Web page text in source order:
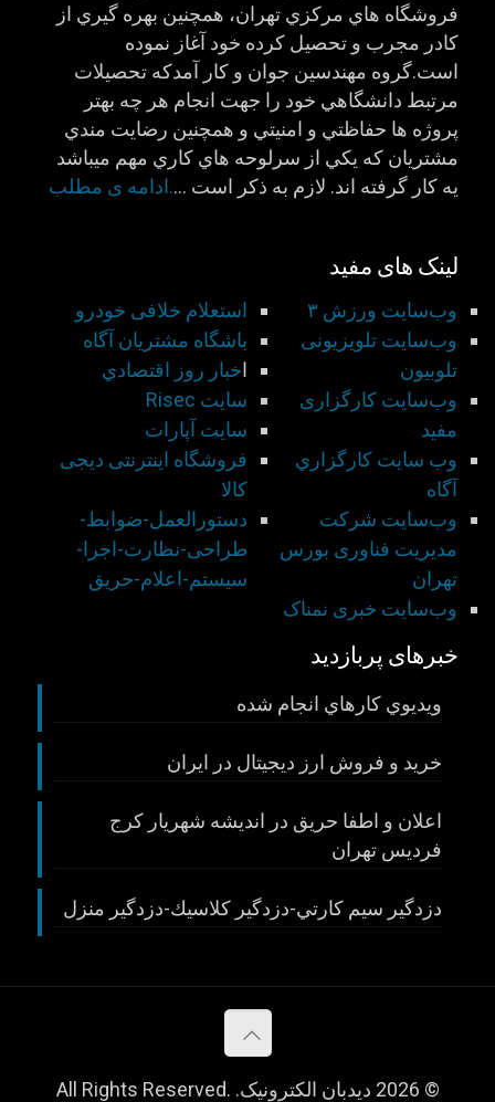
فروشگاه هاي مركزي تهران، همچنين بهره گيري از
كادر مجرب و تحصيل كرده خود آغاز نموده
است.گروه مهندسين جوان و كار آمدكه تحصيلات
مرتبط دانشگاهي خود را جهت انجام هر چه بهتر
پروژه ها حفاظتي و امنيتي و همچنين رضايت مندي
مشتريان كه يكي از سرلوحه هاي كاري مهم ميباشد
يه كار گرفته اند. لازم به ذكر است ….ادامه ی مطلب
لینک های مفید
استعلام خلافی خودرو
باشگاه مشتريان آگاه
اخبار روز اقتصادي
سايت Risec
سايت آپارات
فروشگاه اینترنتی دیجی
کالا
دستورالعمل-ضوابط-
طراحی-نظارت-اجرا-
سيستم-اعلام-حريق
وب‌سایت ورزش ۳
وب‌سایت تلویزیونی
تلوبیون
وب‌سایت کارگزاری
مفید
وب سايت كارگزاري
آگاه
وب‌سایت شركت
مديريت فناوری بورس
تهران
وب‌سایت خبری نمناک
خبرهای پربازدید
ويديوي كارهاي انجام شده
خريد و فروش ارز ديجيتال در ايران
اعلان و اطفا حريق در انديشه شهريار كرج
فرديس تهران
دزدگير سيم كارتي-دزدگير كلاسيك-دزدگير منزل
© 2026 دیدبان الکترونیک. All Rights Reserved.